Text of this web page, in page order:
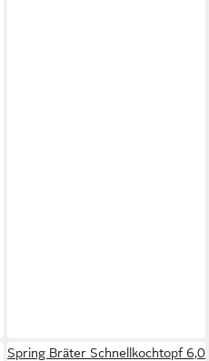
Spring Bräter Schnellkochtopf 6,0